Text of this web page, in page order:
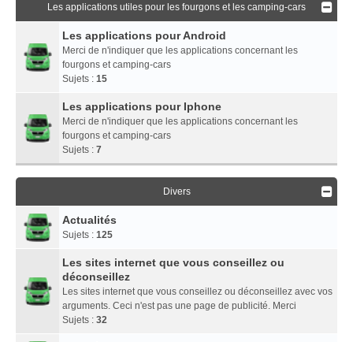
Les applications utiles pour les fourgons et les camping-cars
Les applications pour Android
Merci de n'indiquer que les applications concernant les
fourgons et camping-cars
Sujets : 15
Les applications pour Iphone
Merci de n'indiquer que les applications concernant les
fourgons et camping-cars
Sujets : 7
Divers
Actualités
Sujets : 125
Les sites internet que vous conseillez ou
déconseillez
Les sites internet que vous conseillez ou déconseillez avec vos
arguments. Ceci n'est pas une page de publicité. Merci
Sujets : 32